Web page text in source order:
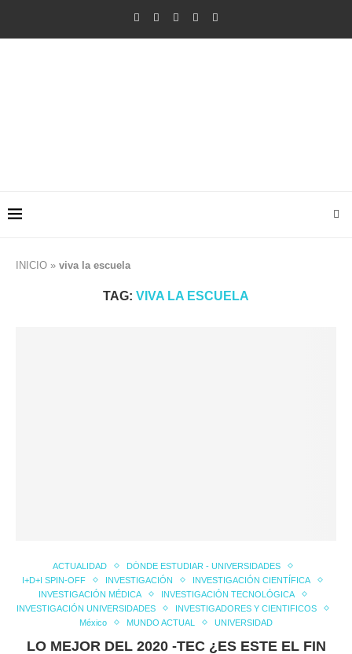
INICIO » viva la escuela
TAG: VIVA LA ESCUELA
ACTUALIDAD
DÓNDE ESTUDIAR - UNIVERSIDADES
I+D+I SPIN-OFF
INVESTIGACIÓN
INVESTIGACIÓN CIENTÍFICA
INVESTIGACIÓN MÉDICA
INVESTIGACIÓN TECNOLÓGICA
INVESTIGACIÓN UNIVERSIDADES
INVESTIGADORES Y CIENTIFICOS
México
MUNDO ACTUAL UNIVERSIDAD
LO MEJOR DEL 2020 -TEC ¿ES ESTE EL FIN